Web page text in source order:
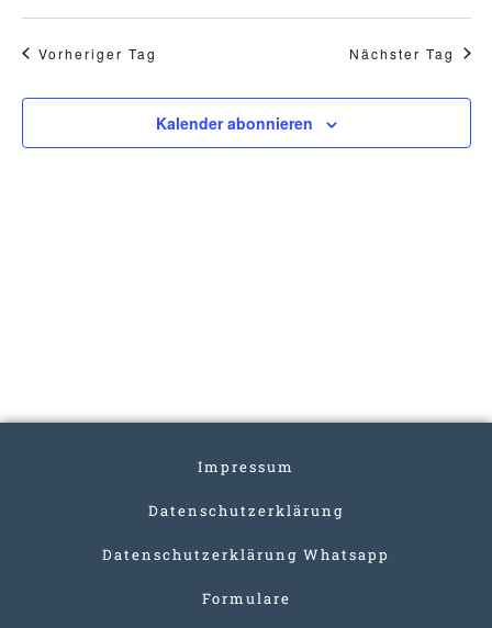
Vorheriger Tag Nächster Tag
Kalender abonnieren
Impressum
Datenschutzerklärung
Datenschutzerklärung Whatsapp
Formulare